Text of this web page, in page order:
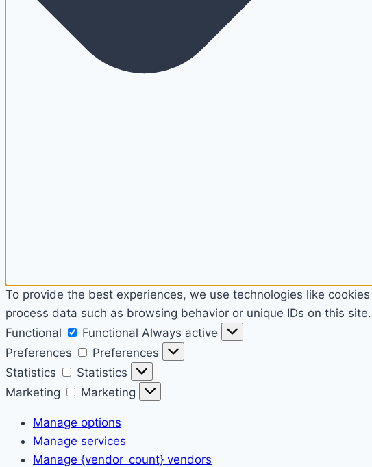
To provide the best experiences, we use technologies like
process data such as browsing behavior or unique IDs on this
Functional
Functional Always active
Preferences
Preferences
Statistics
Statistics
Marketing
Marketing
Manage options
Manage services
Manage {vendor_count} vendors